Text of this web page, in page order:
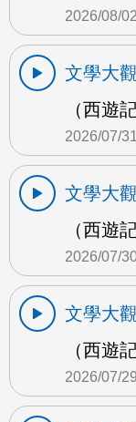
2026/08/02
文學大
（西遊
2026/07/31
文學大
（西遊
2026/07/
文學大
（西遊
2026/07/29